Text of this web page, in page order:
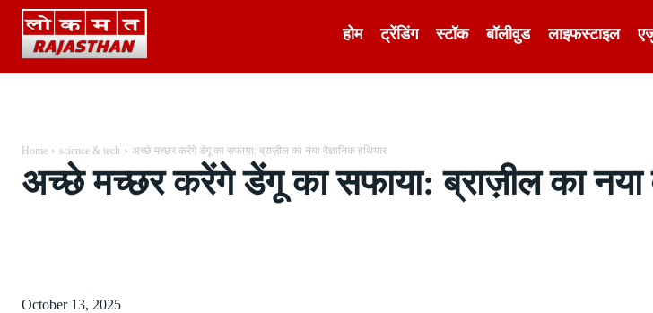
होम ट्रेंडिंग स्टॉक बॉलीवुड लाइफस्टाइल
Home science & tech अच्छे मच्छर करेंगे डेंगू का सफाया: ब्राज़ील का नया वैज्ञानिक हथियार
अच्छे मच्छर करेंगे डेंगू का सफाया: ब्राज़ील का नया
October 13, 2025